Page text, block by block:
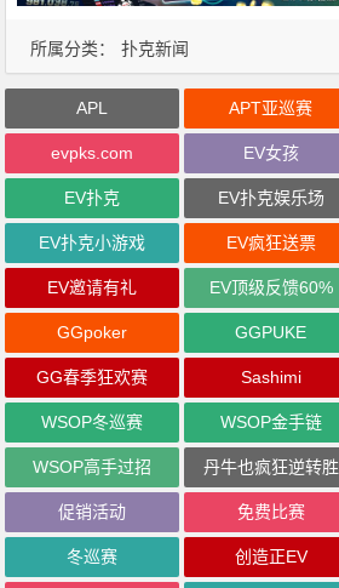
所属分类： 扑克新闻
APL APT亚巡赛
evpks.com EV女孩
EV扑克 EV扑克娱乐场
EV扑克小游戏 EV疯狂送票
EV邀请有礼 EV顶级反馈60%
GGpoker GGPUKE
GG春季狂欢赛 Sashimi
WSOP冬巡赛 WSOP金手链
WSOP高手过招 丹牛也疯狂逆转胜
促销活动 免费比赛
冬巡赛 创造正EV